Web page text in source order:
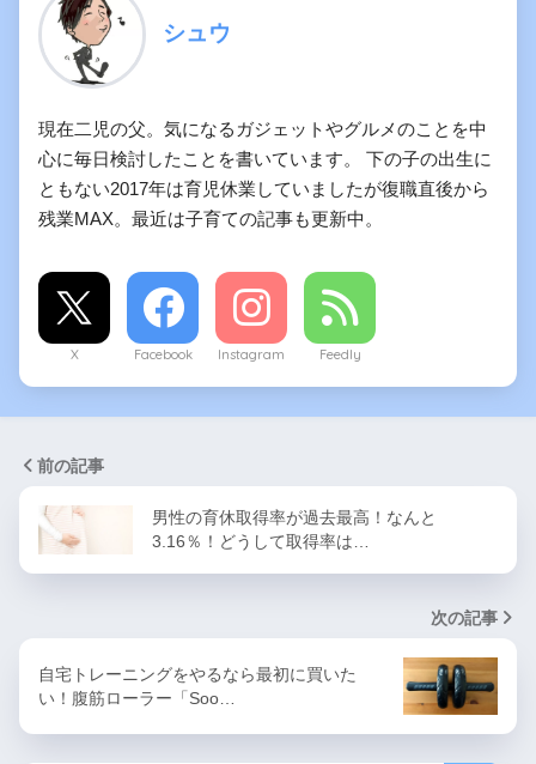
シュウ
現在二児の父。気になるガジェットやグルメのことを中
心に毎日検討したことを書いています。 下の子の出生に
ともない2017年は育児休業していましたが復職直後から
残業MAX。最近は子育ての記事も更新中。
X Facebook Instagram Feedly
前の記事
男性の育休取得率が過去最高！なんと
3.16％！どうして取得率は…
次の記事
自宅トレーニングをやるなら最初に買いた
い！腹筋ローラー「Soo…